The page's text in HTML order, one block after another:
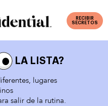
RECIBIR
SECRETOS
LA LISTA?
lugares
salir de la rutina.